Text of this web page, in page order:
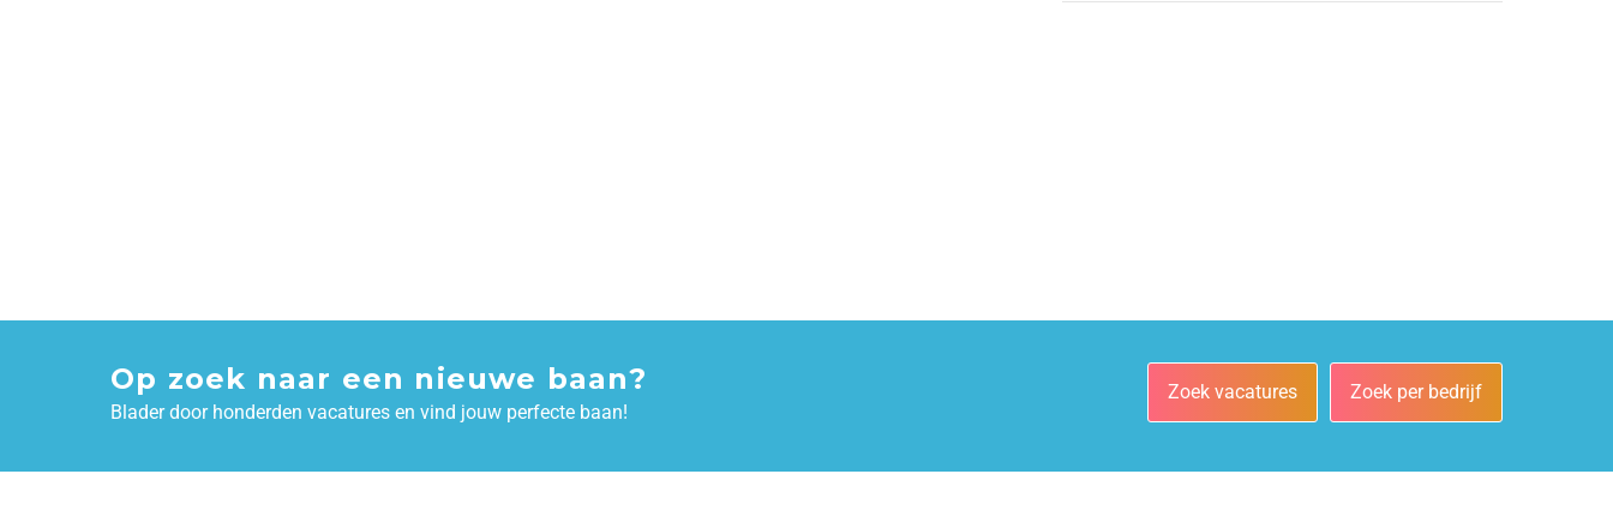
Op zoek naar een nieuwe baan?
Blader door honderden vacatures en vind jouw perfecte baan!
Zoek vacatures Zoek per bedrijf